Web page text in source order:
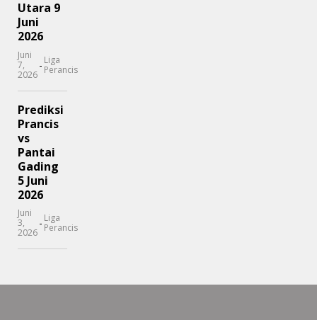
Utara 9
Juni
2026
Juni
7,
2026
- Liga
Perancis
Prediksi
Prancis
vs
Pantai
Gading
5 Juni
2026
Juni
3,
2026
- Liga
Perancis